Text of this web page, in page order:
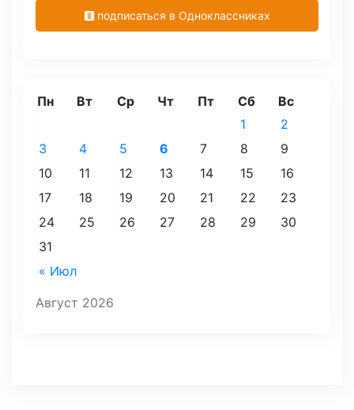
подписаться в Одноклассниках
Август 2026
Пн Вт Ср Чт Пт Сб Вс
« Июл
1
2
3
4 5 6 7 8
9
10
11 12 13 14 15
16
17
18 19 20 21 22
23
24
25 26 27 28 29
30
31